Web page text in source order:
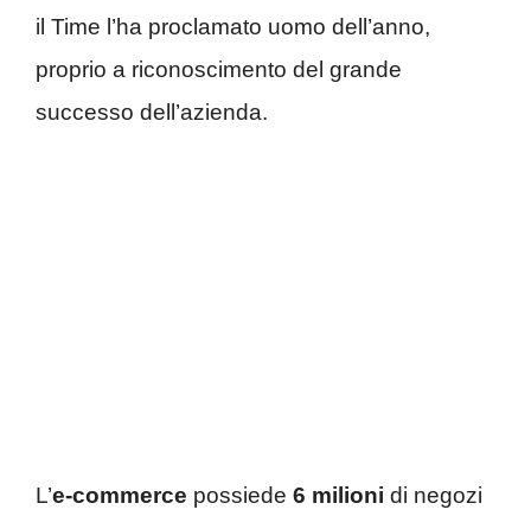
il Time l’ha proclamato uomo dell’anno,
proprio a riconoscimento del grande
successo dell’azienda.
L’e-commerce possiede 6 milioni di negozi